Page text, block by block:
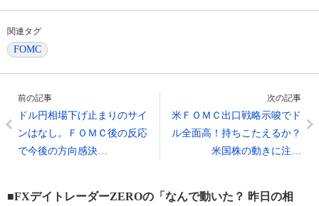
関連タグ
FOMC
前の記事
ドル円相場下げ止まりのサイ
ンはなし。ＦＯＭＣ後の反応
で今後の方向感決…
次の記事
米ＦＯＭＣ出口戦略示唆でド
ル全面高！持ちこたえるか？
米国株の動きに注…
■FXデイトレーダーZEROの「なんで動いた？ 昨日の相